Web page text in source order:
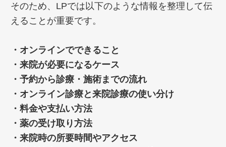
そのため、LPでは以下のような情報を整理して伝
えることが重要です。
・オンラインでできること
・来院が必要になるケース
・予約から診療・施術までの流れ
・オンライン診療と来院診療の使い分け
・料金や支払い方法
・薬の受け取り方法
・来院時の所要時間やアクセス